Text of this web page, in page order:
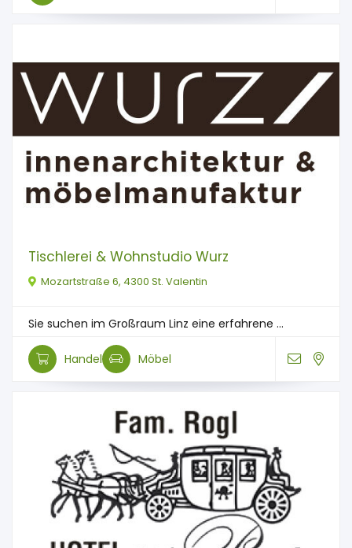
Tischlerei & Wohnstudio Wurz
Mozartstraße 6, 4300 St. Valentin
Sie suchen im Großraum Linz eine erfahrene ...
Handel Möbel